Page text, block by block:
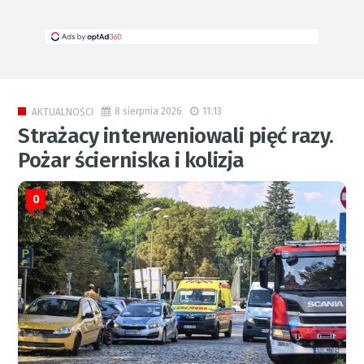
AKTUALNOŚCI 8 sierpnia 2026 11:13
Strażacy interweniowali pięć razy.
Pożar ścierniska i kolizja
0